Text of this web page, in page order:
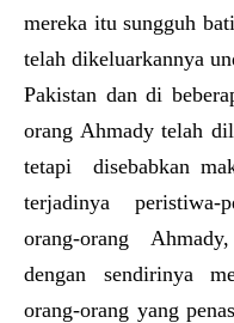
mereka itu sungguh
telah dikeluarkannya
Pakistan dan di
orang Ahmady telah
tetapi disebabkan
terjadinya peristiwa-
orang-orang
dengan sendirinya
orang-orang yang